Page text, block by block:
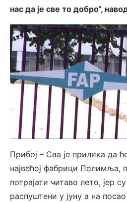
нас да је све то добро“,
Прибој – Сва је прилика да
највећој фабрици Полимља,
потрајати читаво лето, јер
распуштени у јуну а на